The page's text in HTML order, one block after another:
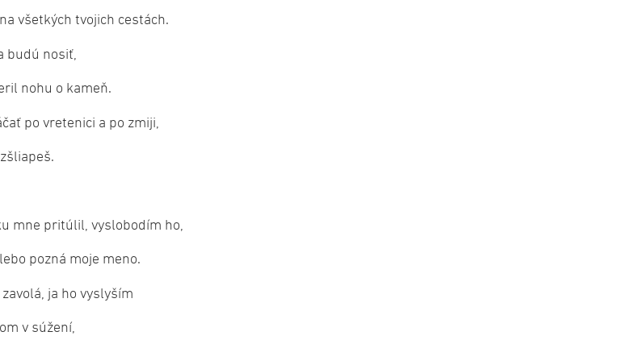
všetkých tvojich cestách.
budú nosiť,
nohu o kameň.
po vretenici a po zmiji,
mne pritúlil, vyslobodím ho,
pozná moje meno.
ja ho vyslyším
v súžení,